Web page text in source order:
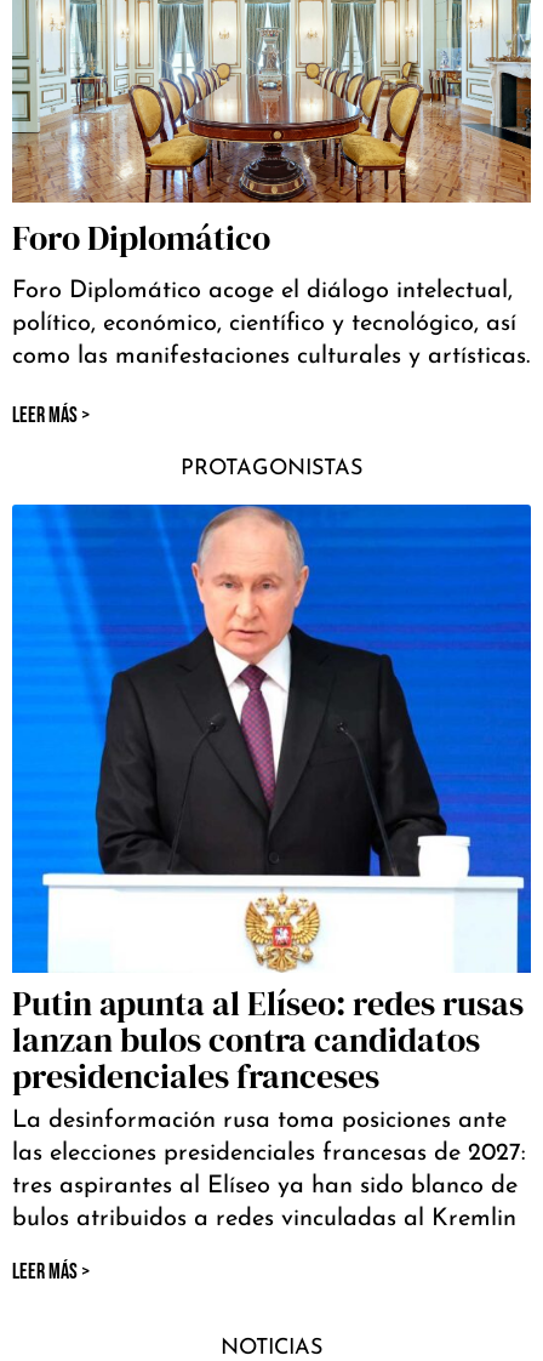
Foro Diplomático
Foro Diplomático acoge el diálogo intelectual,
político, económico, científico y tecnológico, así
como las manifestaciones culturales y artísticas.
LEER MÁS >
PROTAGONISTAS
Putin apunta al Elíseo: redes rusas
lanzan bulos contra candidatos
presidenciales franceses
La desinformación rusa toma posiciones ante
las elecciones presidenciales francesas de 2027:
tres aspirantes al Elíseo ya han sido blanco de
bulos atribuidos a redes vinculadas al Kremlin
LEER MÁS >
NOTICIAS